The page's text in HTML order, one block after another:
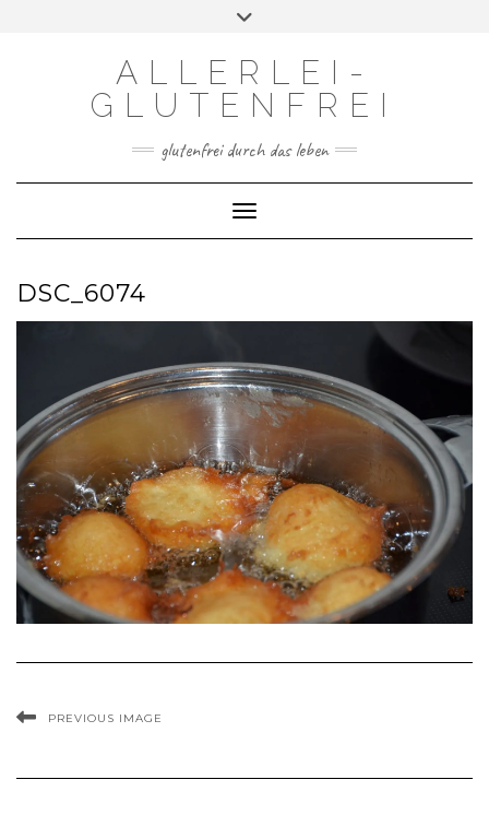
ALLERLEI-
GLUTENFREI
glutenfrei durch das leben
Toggle Navigation
DSC_6074
PREVIOUS IMAGE